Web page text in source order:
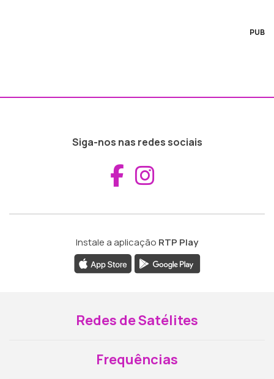
PUB
Siga-nos nas redes sociais
Aceder ao
Instale a aplicação RTP Play
Redes de Satélites
Frequências